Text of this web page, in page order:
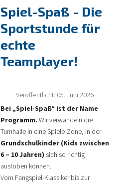
Spiel-Spaß - Die
Sportstunde für
echte
Teamplayer!
Veröffentlicht: 05. Juni 2026
Bei „Spiel-Spaß“ ist der Name
Programm. Wir verwandeln die
Turnhalle in eine Spiele-Zone, in der
Grundschulkinder (Kids zwischen
6 – 10 Jahren) sich so richtig
austoben können.
Vom Fangspiel-Klassiker bis zur